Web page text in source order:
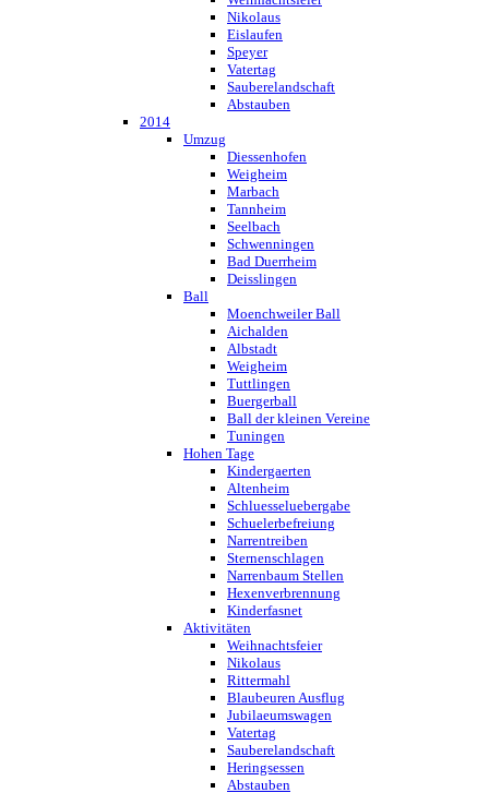
Nikolaus
Eislaufen
Speyer
Vatertag
Sauberelandschaft
Abstauben
2014
Umzug
Diessenhofen
Weigheim
Marbach
Tannheim
Seelbach
Schwenningen
Bad Duerrheim
Deisslingen
Ball
Moenchweiler Ball
Aichalden
Albstadt
Weigheim
Tuttlingen
Buergerball
Ball der kleinen Vereine
Tuningen
Hohen Tage
Kindergaerten
Altenheim
Schluesseluebergabe
Schuelerbefreiung
Narrentreiben
Sternenschlagen
Narrenbaum Stellen
Hexenverbrennung
Kinderfasnet
Aktivitäten
Weihnachtsfeier
Nikolaus
Rittermahl
Blaubeuren Ausflug
Jubilaeumswagen
Vatertag
Sauberelandschaft
Heringsessen
Abstauben